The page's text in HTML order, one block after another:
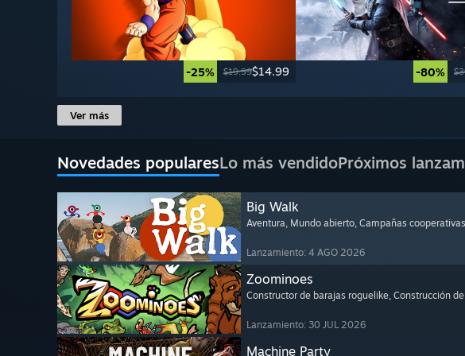
-25% $19.99$14.99 -80%
Ver más
Novedades popularesLo más vendidoPróximos
Big Walk
Aventura, Mundo abierto, Campañas cooperativas
Lanzamiento: 4 AGO 2026
Zoominoes
Constructor de barajas roguelike, Construcción
Lanzamiento: 30 JUL 2026
Machine Party